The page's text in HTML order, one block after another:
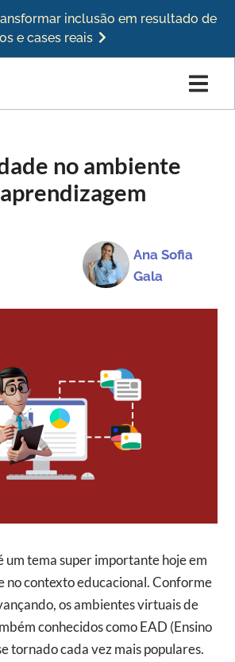
inclusão em resultado de
e cases reais
no ambiente
Ana Sofia
Gala
um tema super importante hoje em
no contexto educacional. Conforme
os ambientes virtuais de
conhecidos como EAD (Ensino
tornado cada vez mais populares.